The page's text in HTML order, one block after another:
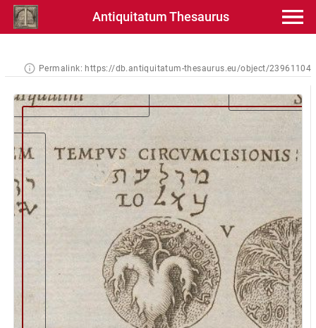
Antiquitatum Thesaurus
Permalink: https://db.antiquitatum-thesaurus.eu/object/23961104